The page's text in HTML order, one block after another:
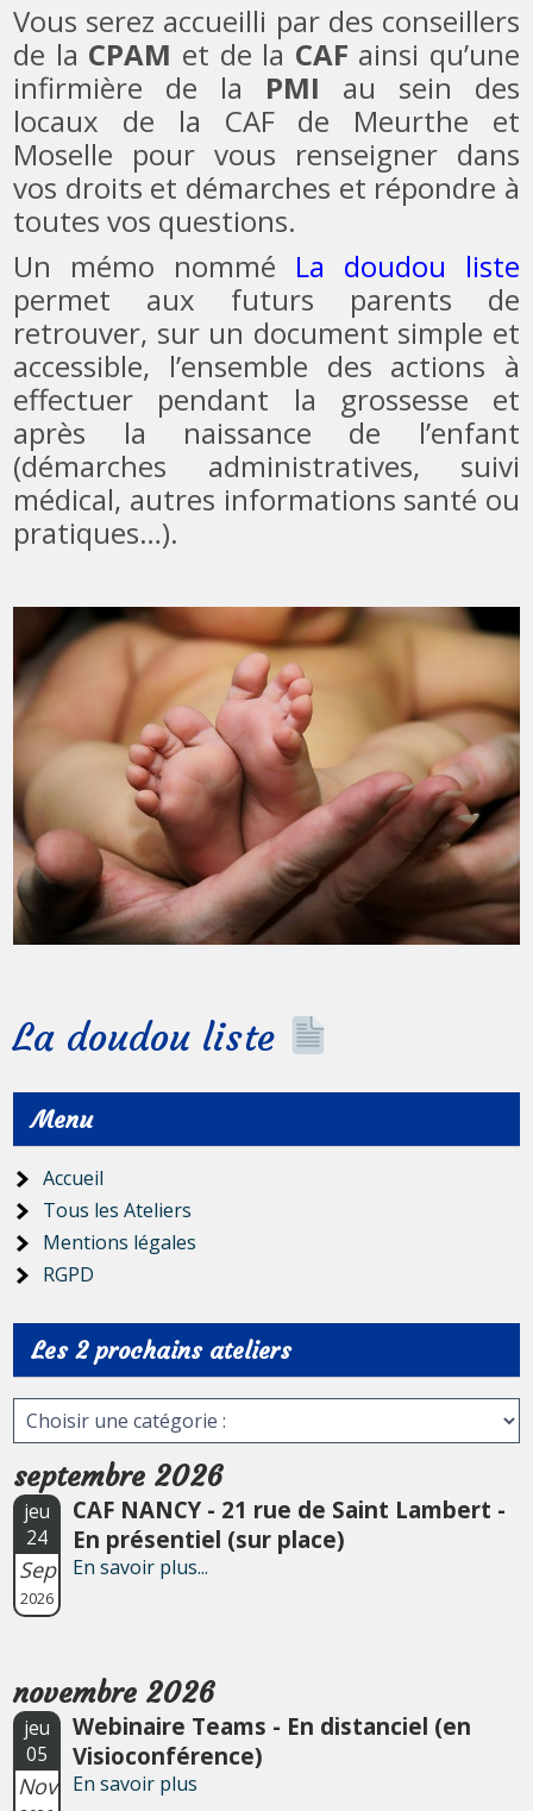
Vous serez accueilli par des conseillers
de la CPAM et de la CAF ainsi qu’une
infirmière de la PMI au sein des
locaux de la CAF de Meurthe et
Moselle pour vous renseigner dans
vos droits et démarches et répondre à
toutes vos questions.
Un mémo nommé La doudou liste
permet aux futurs parents de
retrouver, sur un document simple et
accessible, l’ensemble des actions à
effectuer pendant la grossesse et
après la naissance de l’enfant
(démarches administratives, suivi
médical, autres informations santé ou
pratiques…).
La doudou liste
Menu
Accueil
Tous les Ateliers
Mentions légales
RGPD
Les 2 prochains ateliers
septembre 2026
jeu
24
Sep
2026
CAF NANCY - 21 rue de Saint Lambert -
En présentiel (sur place)
En savoir plus...
novembre 2026
jeu
05
Nov
Webinaire Teams - En distanciel (en
Visioconférence)
En savoir plus